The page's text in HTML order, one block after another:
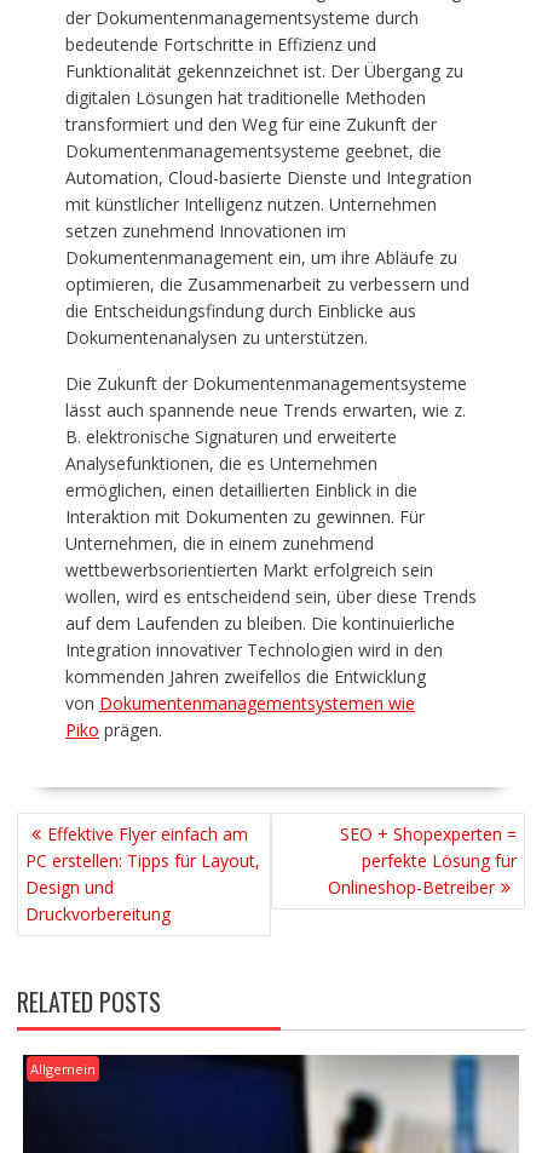
der Dokumentenmanagementsysteme durch
bedeutende Fortschritte in Effizienz und
Funktionalität gekennzeichnet ist. Der Übergang zu
digitalen Lösungen hat traditionelle Methoden
transformiert und den Weg für eine Zukunft der
Dokumentenmanagementsysteme geebnet, die
Automation, Cloud-basierte Dienste und Integration
mit künstlicher Intelligenz nutzen. Unternehmen
setzen zunehmend Innovationen im
Dokumentenmanagement ein, um ihre Abläufe zu
optimieren, die Zusammenarbeit zu verbessern und
die Entscheidungsfindung durch Einblicke aus
Dokumentenanalysen zu unterstützen.
Die Zukunft der Dokumentenmanagementsysteme
lässt auch spannende neue Trends erwarten, wie z.
B. elektronische Signaturen und erweiterte
Analysefunktionen, die es Unternehmen
ermöglichen, einen detaillierten Einblick in die
Interaktion mit Dokumenten zu gewinnen. Für
Unternehmen, die in einem zunehmend
wettbewerbsorientierten Markt erfolgreich sein
wollen, wird es entscheidend sein, über diese Trends
auf dem Laufenden zu bleiben. Die kontinuierliche
Integration innovativer Technologien wird in den
kommenden Jahren zweifellos die Entwicklung
von Dokumentenmanagementsystemen wie
Piko prägen.
BEITRAGSNAVIGATION
Effektive Flyer einfach am
PC erstellen: Tipps für Layout,
Design und
Druckvorbereitung
SEO + Shopexperten =
perfekte Lösung für
Onlineshop-Betreiber
RELATED POSTS
Allgemein